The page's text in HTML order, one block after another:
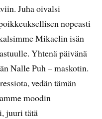
Juha oivalsi
nopeasti
Mikaelin isän
Yhtenä päivänä
Nalle Puh – maskotin.
vedän tämän
moodin
juuri tätä